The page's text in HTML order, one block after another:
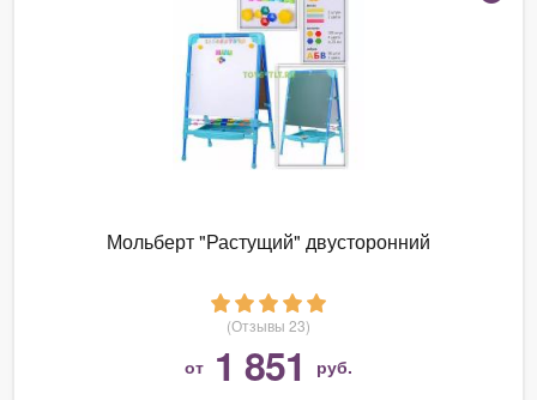
Мольберт "Растущий" двусторонний
(Отзывы 23)
от 1 851 руб.